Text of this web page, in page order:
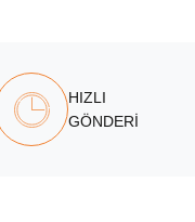
HIZLI
GÖNDERİ